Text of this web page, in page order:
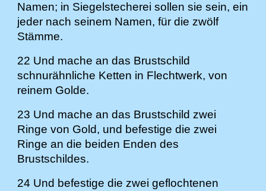
Namen; in Siegelstecherei sollen sie sein, ein
jeder nach seinem Namen, für die zwölf
Stämme.
22 Und mache an das Brustschild
schnurähnliche Ketten in Flechtwerk, von
reinem Golde.
23 Und mache an das Brustschild zwei
Ringe von Gold, und befestige die zwei
Ringe an die beiden Enden des
Brustschildes.
24 Und befestige die zwei geflochtenen